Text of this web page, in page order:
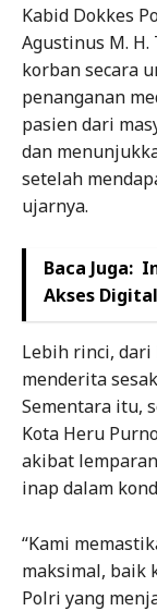
Kabid Dokkes
Agustinus M.
korban secara
penanganan
pasien dari
dan
setelah
ujarnya.
Baca Juga:
Akses
Lebih rinci,
menderita
Sementara itu,
Kota Heru
akibat
inap dalam
“Kami
maksimal, baik
Polri yang